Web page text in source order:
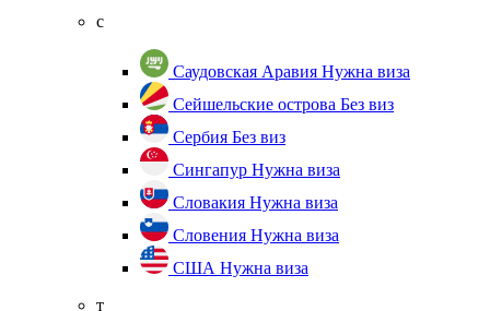
с
Саудовская Аравия Нужна виза
Сейшельские острова Без виз
Сербия Без виз
Сингапур Нужна виза
Словакия Нужна виза
Словения Нужна виза
США Нужна виза
т